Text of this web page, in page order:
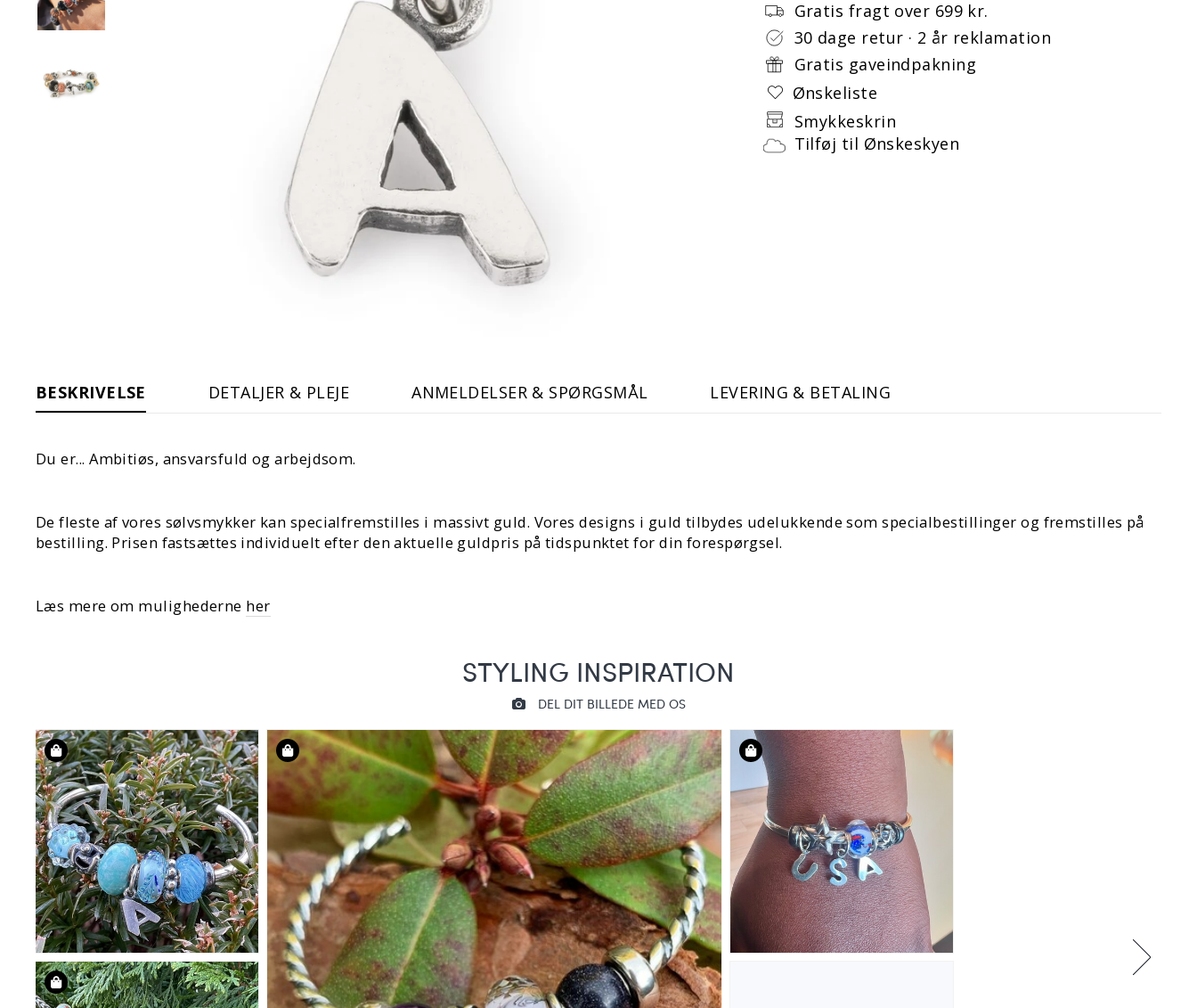
Gratis fragt over 699 kr.
30 dage retur · 2 år reklamation
Gratis gaveindpakning
Ønskeliste
Smykkeskrin
Tilføj til Ønskeskyen
BESKRIVELSE DETALJER & PLEJE ANMELDELSER & SPØRGSMÅL LEVERING & BETALING
Du er... Ambitiøs, ansvarsfuld og arbejdsom.
De fleste af vores sølvsmykker kan specialfremstilles i massivt guld. Vores designs i guld tilbydes udelukkende som specialbestillinger og fremstilles på
bestilling. Prisen fastsættes individuelt efter den aktuelle guldpris på tidspunktet for din forespørgsel.
Læs mere om mulighederne her